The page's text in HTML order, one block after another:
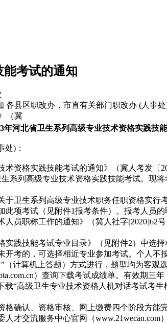
能考试的通知
县区职改办，市直有关部门职改办 (人事
（冀
年河北省卫生系列高级专业技术资格实践技
处)：
术资格实践技能考试的通知》（冀人考发〔
系列高级专业技术资格实践技能考试。现将
卫生系列高级专业技术职务任职资格实
项考试（见附件1报考条件）。 报考人员的
员职称工作的通知》（冀人社字[2020]62号
践技能考试专业目录》（见附件2）中选
考的，可选择相近专业参加考试。个人不
计算机上答题）方式进行，题型均为客
）查询下载考试成绩单。有效期三年
“高级卫生专业技术资格人机对话考试考生
确认、资格审核、网上缴费四个阶段方能
才交流服务中心官网（